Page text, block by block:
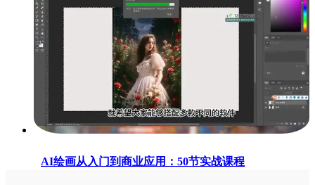
AI绘画从入门到商业应用：50节实战课程